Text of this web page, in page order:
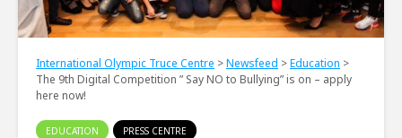
International Olympic Truce Centre >Newsfeed >Education >
The 9th Digital Competition ” Say NO to Bullying” is on – apply
here now!
EDUCATION PRESS CENTRE